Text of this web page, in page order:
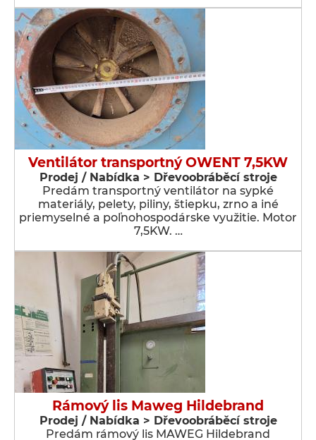
Ventilátor transportný OWENT 7,5KW
Prodej / Nabídka > Dřevoobráběcí stroje
Predám transportný ventilátor na sypké
materiály, pelety, piliny, štiepku, zrno a iné
priemyselné a poľnohospodárske využitie. Motor
7,5KW. …
Rámový lis Maweg Hildebrand
Prodej / Nabídka > Dřevoobráběcí stroje
Predám rámový lis MAWEG Hildebrand